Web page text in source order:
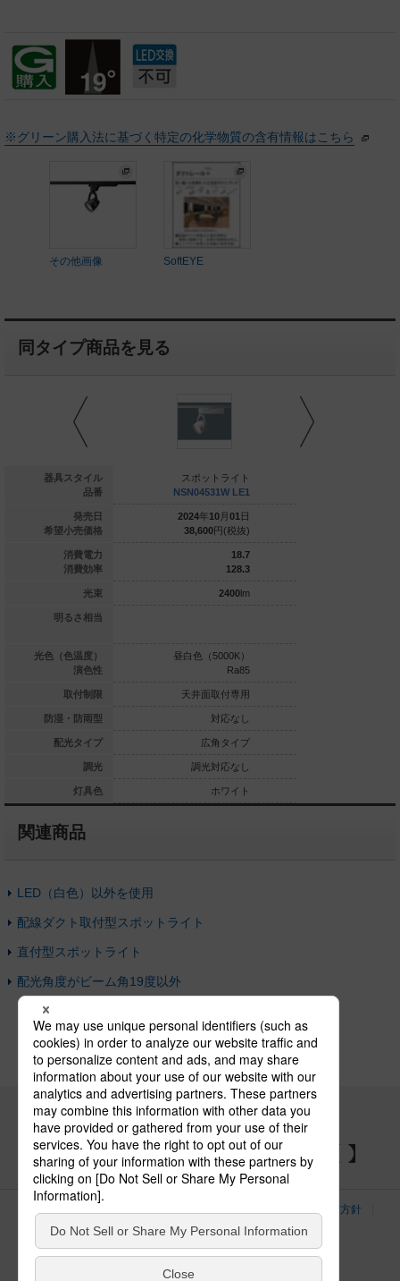
※グリーン購入法に基づく特定の化学物質の含有情報はこちら
その他画像 SoftEYE
同タイプ商品を見る
器具スタイル
品番
発売日
希望小売価格
消費電力
消費効率
光束
明るさ相当
光色（色温度）
演色性
取付制限
防湿・防雨型
配光タイプ
調光
灯具色
ポットライト
円(税抜)
6.9
121.7
電球50形1灯
色（3000K）
井面取付専用
対応なし
狭角タイプ
スポットライト
NSN04531W LE1
2024年10 月 01 日
38,600円(税抜)
18.7
128.3
2400lm
昼白色（5000K）
Ra85
天井面取付専用
対応なし
広角タイプ
調光対応なし
ホワイト
関連商品
LED（白色）以外を使用
配線ダクト取付型スポットライト
直付型スポットライト
配光角度がビーム角19度以外
パナソニックの電気設備 SNSアカウント
サイトのご利用にあたって
個人情報保護方針
パナソニック ホールディングス
Area/Country